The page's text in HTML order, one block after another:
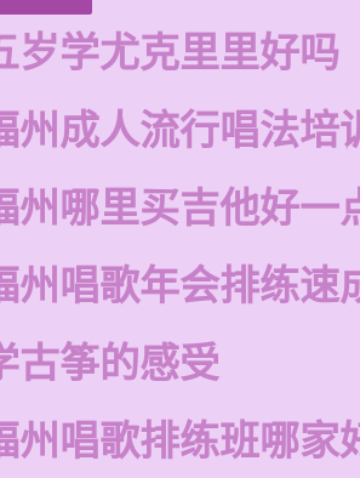
岁学尤克里里好吗
州成人流行唱法培
州哪里买吉他好一
州唱歌年会排练速
古筝的感受
州唱歌排练班哪家